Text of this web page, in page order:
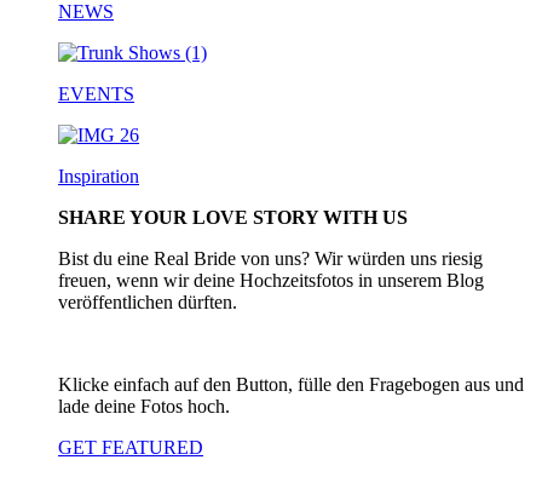
NEWS
EVENTS
Inspiration
SHARE YOUR LOVE STORY WITH US
Bist du eine Real Bride von uns? Wir würden uns riesig
freuen, wenn wir deine Hochzeitsfotos in unserem Blog
veröffentlichen dürften.
Klicke einfach auf den Button, fülle den Fragebogen aus und
lade deine Fotos hoch.
GET FEATURED